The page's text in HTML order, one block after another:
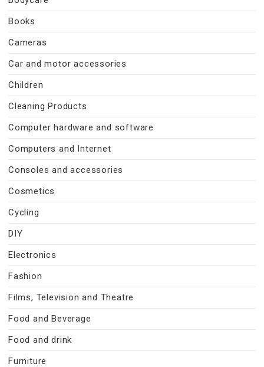
Books
Cameras
Car and motor accessories
Children
Cleaning Products
Computer hardware and software
Computers and Internet
Consoles and accessories
Cosmetics
Cycling
DIY
Electronics
Fashion
Films, Television and Theatre
Food and Beverage
Food and drink
Furniture